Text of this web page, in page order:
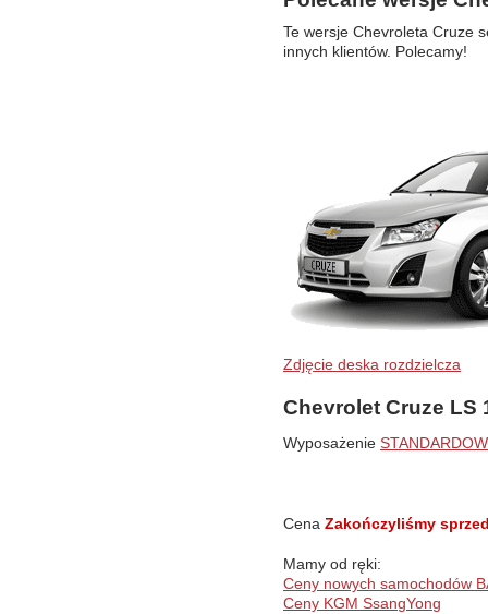
Te wersje Chevroleta Cruze
innych klientów. Polecamy!
Zdjęcie deska rozdzielcza
Chevrolet Cruze LS
Wyposażenie
Cena Zakończyliśmy
Mamy od ręki:
Ceny nowych samochodów
Ceny KGM SsangYong